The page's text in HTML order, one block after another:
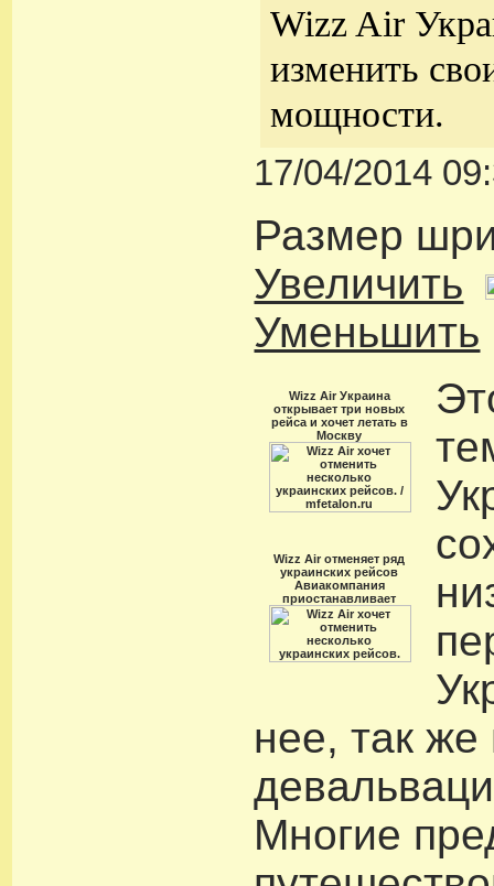
Wizz Air
изменить
мощности.
17/04/2014
Размер
Увеличить
Уменьшить
Wizz Air Украина
открывает три новых
рейса и хочет летать в
Москву
Wizz Air отменяет ряд
украинских рейсов
Авиакомпания
приостанавливает
нее, так же
Многие